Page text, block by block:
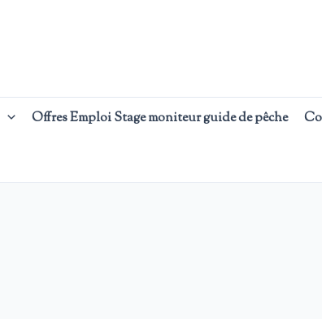
Offres Emploi Stage moniteur guide de pêche